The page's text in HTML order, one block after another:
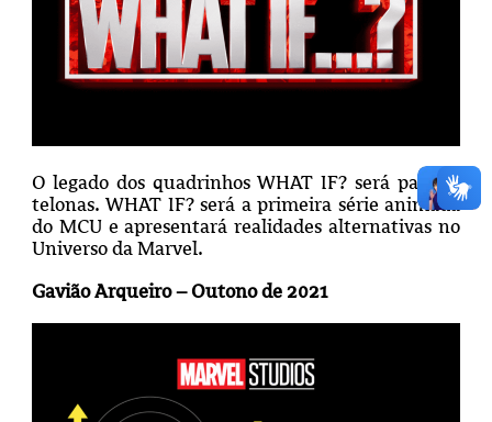
O legado dos quadrinhos WHAT IF? será para as
telonas. WHAT IF? será a primeira série animada
do MCU e apresentará realidades alternativas no
Universo da Marvel.
Gavião Arqueiro – Outono de 2021